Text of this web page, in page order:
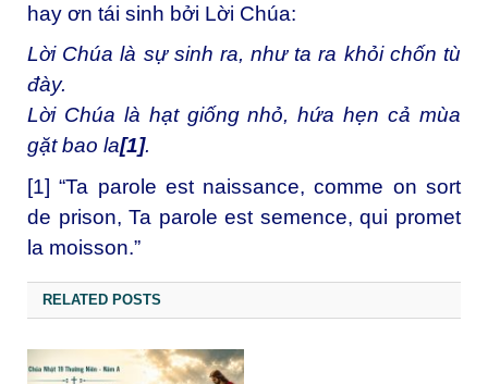
hay ơn tái sinh bởi Lời Chúa:
Lời Chúa là sự sinh ra, như ta ra khỏi chốn tù
đày.
Lời Chúa là hạt giống nhỏ, hứa hẹn cả mùa
gặt bao la[1].
[1] “Ta parole est naissance, comme on sort
de prison, Ta parole est semence, qui promet
la moisson.”
RELATED POSTS